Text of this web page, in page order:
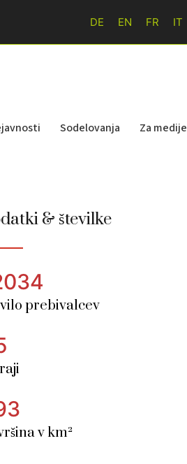
DE EN FR IT
Sodelovanja Za medije
& številke
prebivalcev
v km²